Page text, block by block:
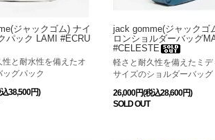
ジャックゴム) ナイ
パック LAMI #ECRU
性と耐水性を備えたオ
ッグパック
38,500円)
jack gomme(ジャックゴ
ロンショルダーバッグ
#CELESTE
軽さと耐久性を備えたミデ
サイズのショルダーバッグ
26,000円(税込28,600円)
SOLD OUT